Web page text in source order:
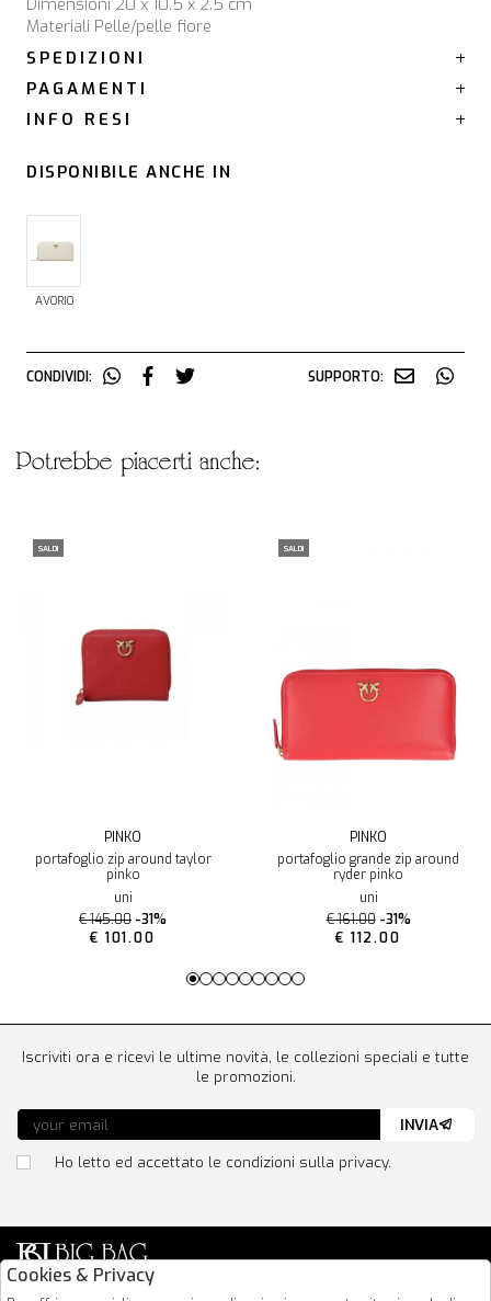
Materiali Pelle/pelle fiore
SPEDIZIONI
PAGAMENTI
INFO RESI
DISPONIBILE ANCHE IN
AVORIO
CONDIVIDI: SUPPORTO:
potrebbe piacerti anche:
SALDI
PINKO
portafoglio zip around taylor
pinko
uni
€ 145.00 -31%
€ 101.00
SALDI
PINKO
portafoglio grande zip around
ryder pinko
uni
€ 161.00 -31%
€ 112.00
Iscriviti ora e ricevi le ultime novità, le collezioni speciali e tutte
le promozioni.
Ho letto ed accettato le condizioni sulla privacy.
INVIA
Cookies & Privacy